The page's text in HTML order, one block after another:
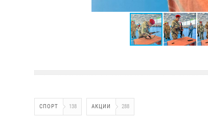
СПОРТ 138 АКЦИИ 288